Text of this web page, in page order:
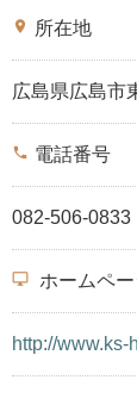
place 所在地
広島県広島市
phone 電話番号
082-506-0833
desktop_windows ホームペ
http://